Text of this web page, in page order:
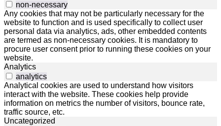
non-necessary
Any cookies that may not be particularly necessary for the
website to function and is used specifically to collect user
personal data via analytics, ads, other embedded contents
are termed as non-necessary cookies. It is mandatory to
procure user consent prior to running these cookies on your
website.
Analytics
analytics
Analytical cookies are used to understand how visitors
interact with the website. These cookies help provide
information on metrics the number of visitors, bounce rate,
traffic source, etc.
Uncategorized